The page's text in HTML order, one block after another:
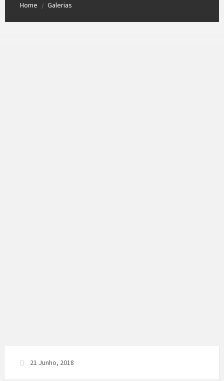
Home / Galerias
21 Junho, 2018